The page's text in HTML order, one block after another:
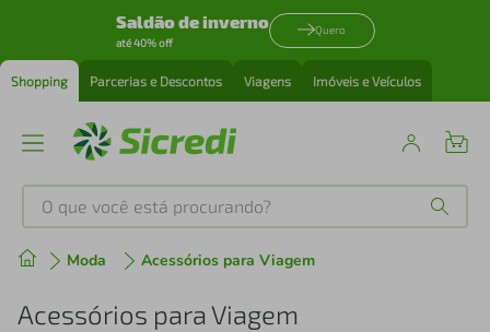
Saldão de inverno
até 40% off
Quero
Shopping Parcerias e Descontos Viagens Imóveis e Veículos
O que você está procurando?
Moda Acessórios para Viagem
Acessórios para Viagem
Produtos mais buscados
tenis